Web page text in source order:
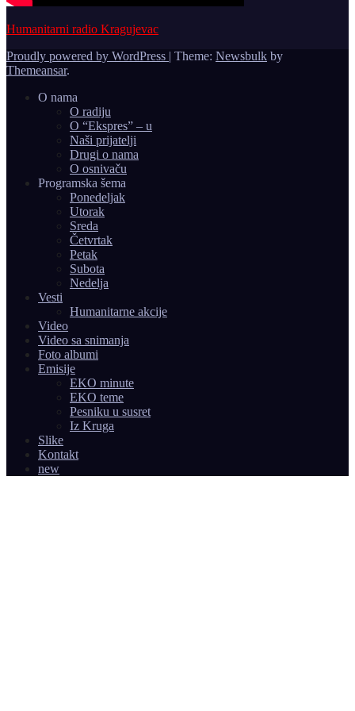
Humanitarni radio Kragujevac
Proudly powered by WordPress | Theme: Newsbulk by
Themeansar.
O nama
O radiju
O “Ekspres” – u
Naši prijatelji
Drugi o nama
O osnivaču
Programska šema
Ponedeljak
Utorak
Sreda
Četvrtak
Petak
Subota
Nedelja
Vesti
Humanitarne akcije
Video
Video sa snimanja
Foto albumi
Emisije
EKO minute
EKO teme
Pesniku u susret
Iz Kruga
Slike
Kontakt
new